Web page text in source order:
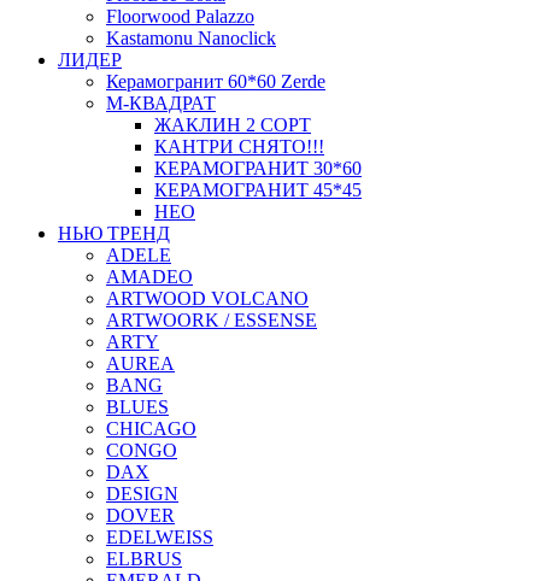
Floorwood Palazzo
Kastamonu Nanoclick
ЛИДЕР
Керамогранит 60*60 Zerde
М-КВАДРАТ
ЖАКЛИН 2 СОРТ
КАНТРИ СНЯТО!!!
КЕРАМОГРАНИТ 30*60
КЕРАМОГРАНИТ 45*45
НЕО
НЬЮ ТРЕНД
ADELE
AMADEO
ARTWOOD VOLCANO
ARTWOORK / ESSENSE
ARTY
AUREA
BANG
BLUES
CHICAGO
CONGO
DAX
DESIGN
DOVER
EDELWEISS
ELBRUS